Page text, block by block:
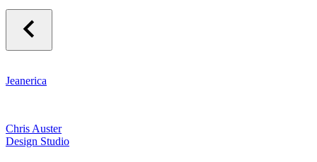
Jeanerica
Chris Auster
Design Studio